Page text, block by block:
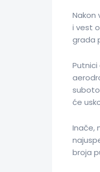
Nakon
i vest
grada
će
Inače,
broja